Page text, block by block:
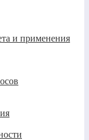
и применения